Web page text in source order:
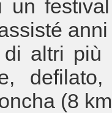
un
di altri più
(8